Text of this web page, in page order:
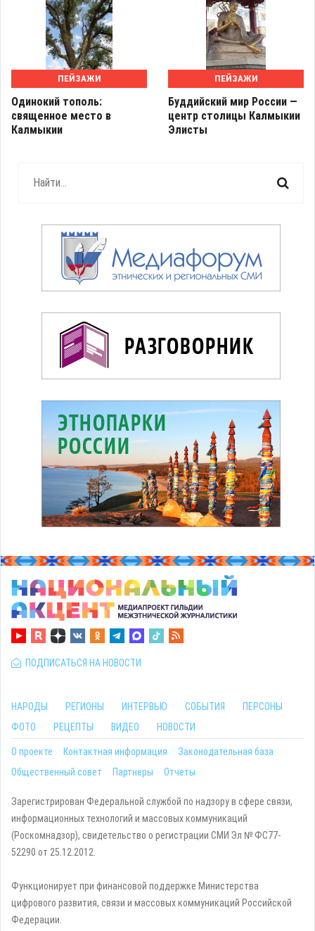
ПЕЙЗАЖИ
Одинокий тополь:
священное место в
Калмыкии
ПЕЙЗАЖИ
Буддийский мир России —
центр столицы Калмыкии
Элисты
ПОДПИСАТЬСЯ НА НОВОСТИ
НАРОДЫ РЕГИОНЫ ИНТЕРВЬЮ СОБЫТИЯ
ПЕРСОНЫ
ФОТО
РЕЦЕПТЫ ВИДЕО НОВОСТИ
О проекте Контактная информация
Законодательная база
Общественный совет
Партнеры Отчеты
Зарегистрирован Федеральной службой по надзору в сфере связи,
информационных технологий и массовых коммуникаций
(Роскомнадзор), свидетельство о регистрации СМИ Эл № ФС77-
52290 от 25.12.2012.
Функционирует при финансовой поддержке Министерства
цифрового развития, связи и массовых коммуникаций Российской
Федерации.